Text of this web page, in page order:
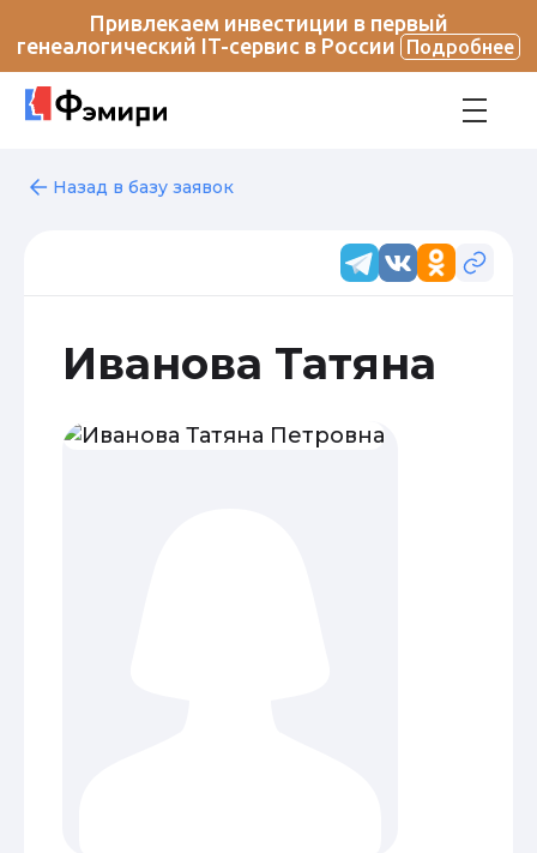
Привлекаем инвестиции в первый
генеалогический IT-сервис в России
Подробнее
Назад в базу заявок
Иванова Татяна